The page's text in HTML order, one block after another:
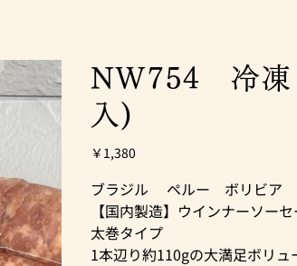
NW754 冷凍
入)
価
格
￥1,380
ブラジル ペルー ボリビア
【国内製造】ウインナーソー
太巻タイプ
1本辺り約110gの大満足ボリュ